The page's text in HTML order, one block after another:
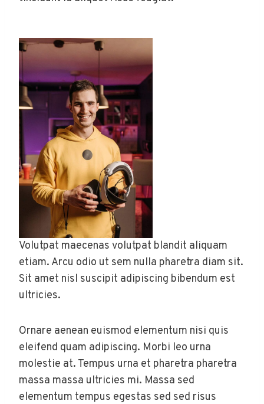
Volutpat maecenas volutpat blandit aliquam
etiam. Arcu odio ut sem nulla pharetra diam sit.
Sit amet nisl suscipit adipiscing bibendum est
ultricies.
Ornare aenean euismod elementum nisi quis
eleifend quam adipiscing. Morbi leo urna
molestie at. Tempus urna et pharetra pharetra
massa massa ultricies mi. Massa sed
elementum tempus egestas sed sed risus